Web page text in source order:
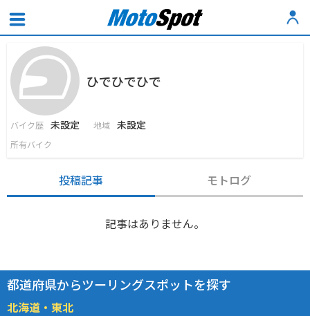
ひでひでひで
バイク歴 未設定 地域 未設定
所有バイク
投稿記事 モトログ
記事はありません。
都道府県からツーリングスポットを探す
北海道・東北